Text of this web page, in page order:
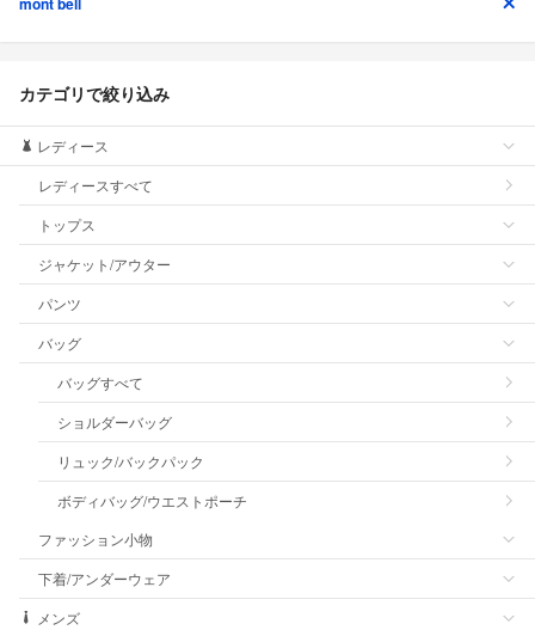
カテゴリで絞り込み
レディース
レディースすべて
トップス
ジャケット/アウター
パンツ
バッグ
バッグすべて
ショルダーバッグ
リュック/バックパック
ボディバッグ/ウエストポーチ
ファッション小物
下着/アンダーウェア
メンズ